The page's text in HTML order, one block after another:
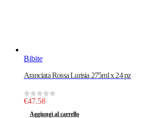
Bibite
Aranciata Rossa Lurisia 275ml x 24 pz
0out of 5
€47.58
Aggiungi al carrello